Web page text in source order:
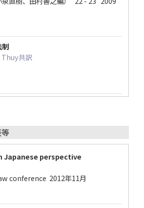
制
共訳
Japanese perspective
conference 2012年11月